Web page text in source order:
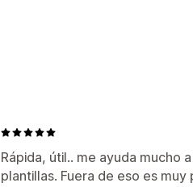
Rápida, útil.. me ayuda mucho
plantillas. Fuera de eso es